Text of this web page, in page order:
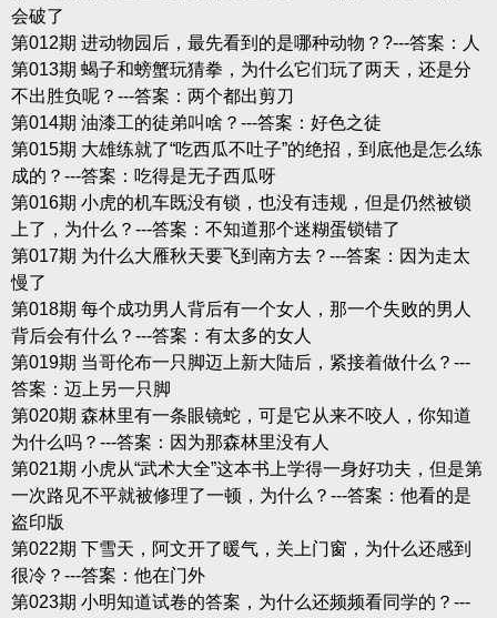
会破了
第012期 进动物园后，最先看到的是哪种动物？?---答案：人
第013期 蝎子和螃蟹玩猜拳，为什么它们玩了两天，还是分
不出胜负呢？---答案：两个都出剪刀
第014期 油漆工的徒弟叫啥？---答案：好色之徒
第015期 大雄练就了“吃西瓜不吐子”的绝招，到底他是怎么练
成的？---答案：吃得是无子西瓜呀
第016期 小虎的机车既没有锁，也没有违规，但是仍然被锁
上了，为什么？---答案：不知道那个迷糊蛋锁错了
第017期 为什么大雁秋天要飞到南方去？---答案：因为走太
慢了
第018期 每个成功男人背后有一个女人，那一个失败的男人
背后会有什么？---答案：有太多的女人
第019期 当哥伦布一只脚迈上新大陆后，紧接着做什么？---
答案：迈上另一只脚
第020期 森林里有一条眼镜蛇，可是它从来不咬人，你知道
为什么吗？---答案：因为那森林里没有人
第021期 小虎从“武术大全”这本书上学得一身好功夫，但是第
一次路见不平就被修理了一顿，为什么？---答案：他看的是
盗印版
第022期 下雪天，阿文开了暖气，关上门窗，为什么还感到
很冷？---答案：他在门外
第023期 小明知道试卷的答案，为什么还频频看同学的？---